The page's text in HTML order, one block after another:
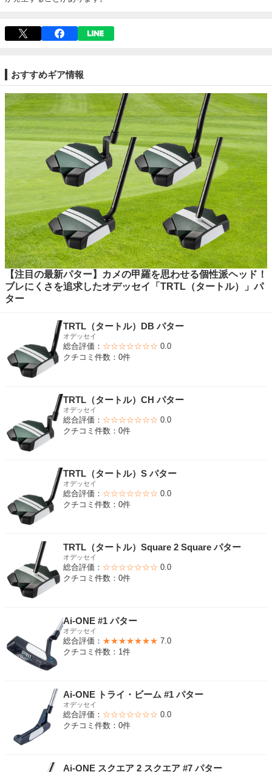
おすすめギア情報
【注目の最新パター】カメの甲羅を思わせる個性派ヘッド！
ブレにくさを追求したオデッセイ「TRTL（タートル）」パ
ター
TRTL（タートル）DB パター
オデッセイ
総合評価： ☆☆☆☆☆☆☆ 0.0
クチコミ件数：0件
TRTL（タートル）CH パター
オデッセイ
総合評価： ☆☆☆☆☆☆☆ 0.0
クチコミ件数：0件
TRTL（タートル）S パター
オデッセイ
総合評価： ☆☆☆☆☆☆☆ 0.0
クチコミ件数：0件
TRTL（タートル）Square 2 Square パター
オデッセイ
総合評価： ☆☆☆☆☆☆☆ 0.0
クチコミ件数：0件
Ai-ONE #1 パター
オデッセイ
総合評価： ★★★★★★★ 7.0
クチコミ件数：1件
Ai-ONE トライ・ビーム #1 パター
オデッセイ
総合評価： ☆☆☆☆☆☆☆ 0.0
クチコミ件数：0件
Ai-ONE スクエア 2 スクエア #7 パター